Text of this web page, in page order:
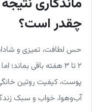
چقدر است؟
حس لطافت، تمیزی و
۲ تا ۳ هفته باقی
پوست، کیفیت روتین
آب‌وهوا، خواب و سبک